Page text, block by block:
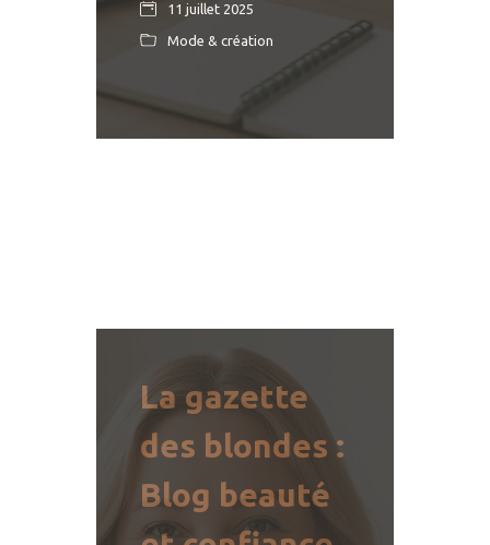
11 juillet 2025
Mode & création
La gazette
des blondes :
Blog beauté